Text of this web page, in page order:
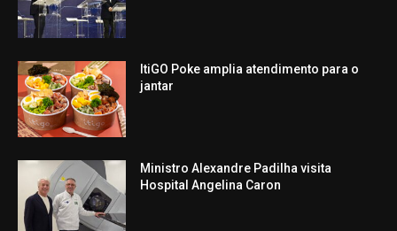
ItiGO Poke amplia atendimento para o
jantar
Ministro Alexandre Padilha visita
Hospital Angelina Caron